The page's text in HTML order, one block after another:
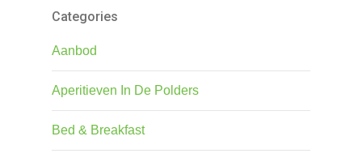
Categories
Aanbod
Aperitieven In De Polders
Bed & Breakfast